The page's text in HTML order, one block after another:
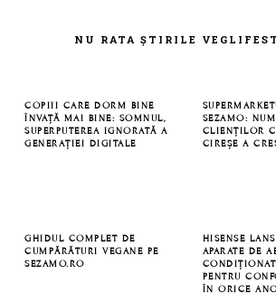
NU RATA ȘTIRILE
COPIII CARE DORM BINE
ÎNVAȚĂ MAI BINE: SOMNUL,
SUPERPUTEREA IGNORATĂ A
GENERAȚIEI DIGITALE
SEZAMO:
CLIENȚILOR
CIREȘE A
GHIDUL COMPLET DE
CUMPĂRĂTURI VEGANE PE
SEZAMO.RO
HISENSE
APARATE DE
PENTRU
ÎN ORICE